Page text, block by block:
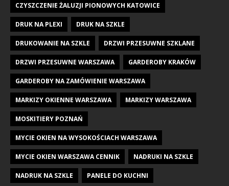
CZYSZCZENIE ŻALUZJI PIONOWYCH KATOWICE
DRUK NA PLEXI DRUK NA SZKLE
DRUKOWANIE NA SZKLE DRZWI PRZESUWNE SZKLANE
DRZWI PRZESUWNE WARSZAWA GARDEROBY KRAKÓW
GARDEROBY NA ZAMÓWIENIE WARSZAWA
MARKIZY OKIENNE WARSZAWA MARKIZY WARSZAWA
MOSKITIERY POZNAŃ
MYCIE OKIEN NA WYSOKOŚCIACH WARSZAWA
MYCIE OKIEN WARSZAWA CENNIK NADRUKI NA SZKLE
NADRUK NA SZKLE PANELE DO KUCHNI